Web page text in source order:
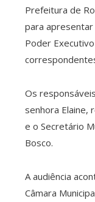
Prefeitura de
para apresentar
Poder
Os
senhora Elaine,
e o Secretário
Bosco.
A audiência
Câmara